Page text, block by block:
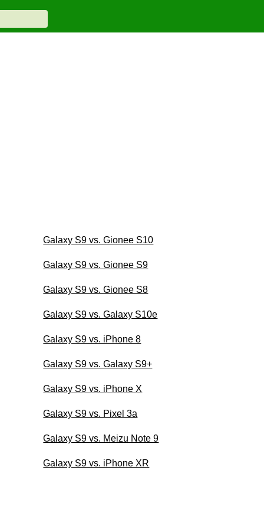
Galaxy S9 vs. Gionee S10
Galaxy S9 vs. Gionee S9
Galaxy S9 vs. Gionee S8
Galaxy S9 vs. Galaxy S10e
Galaxy S9 vs. iPhone 8
Galaxy S9 vs. Galaxy S9+
Galaxy S9 vs. iPhone X
Galaxy S9 vs. Pixel 3a
Galaxy S9 vs. Meizu Note 9
Galaxy S9 vs. iPhone XR